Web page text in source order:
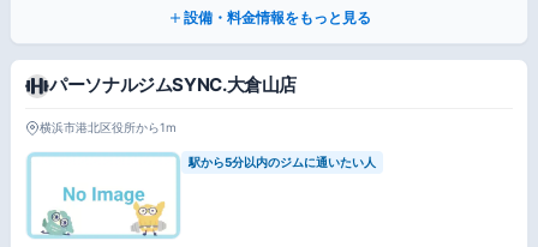
設備・料金情報をもっと見る
パーソナルジムSYNC.大倉山店
横浜市港北区役所から1m
駅から5分以内のジムに通いたい人